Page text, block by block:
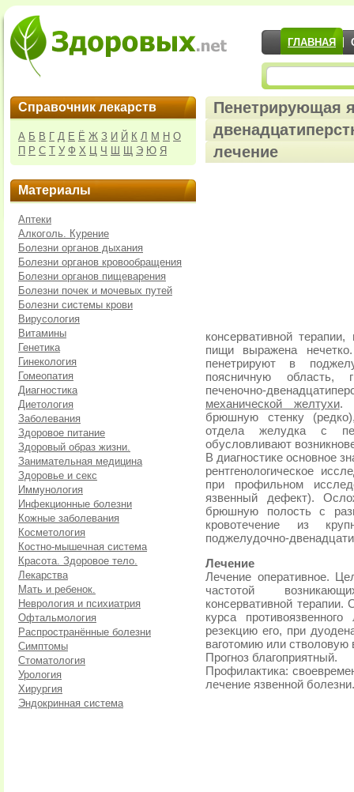
ГЛАВНАЯ
Справочник лекарств
А Б В Г Д Е Ё Ж З И Й К Л М Н О
П Р С Т У Ф Х Ц Ч Ш Щ Э Ю Я
Материалы
Аптеки
Алкоголь. Курение
Болезни органов дыхания
Болезни органов кровообращения
Болезни органов пищеварения
Болезни почек и мочевых путей
Болезни системы крови
Вирусология
Витамины
Генетика
Гинекология
Гомеопатия
Диагностика
Диетология
Заболевания
Здоровое питание
Здоровый образ жизни.
Занимательная медицина
Здоровье и секс
Иммунология
Инфекционные болезни
Кожные заболевания
Косметология
Костно-мышечная система
Красота. Здоровое тело.
Лекарства
Мать и ребенок.
Неврология и психиатрия
Офтальмология
Распространённые болезни
Симптомы
Стоматология
Урология
Хирургия
Эндокринная система
Пенетрирующая
лечение
консервативной
пищи выражена
пенетрируют в
поясничную область,
печеночно-
механической желтухи.
брюшную стенку
отдела желудка с
обусловливают
В диагностике основное
рентгенологическое
при профильном
язвенный дефект).
брюшную полость с
кровотечение из
поджелудочно-
Лечение
Лечение оперативное.
частотой
консервативной
курса
резекцию его, при
ваготомию или стволовую
Прогноз благоприятный.
Профилактика:
лечение язвенной болезни.